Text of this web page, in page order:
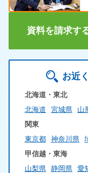
資料を請求す
お近
北海道・東北
北海道
宮城県
山
関東
東京都
神奈川県
甲信越・東海
山梨県
静岡県
愛